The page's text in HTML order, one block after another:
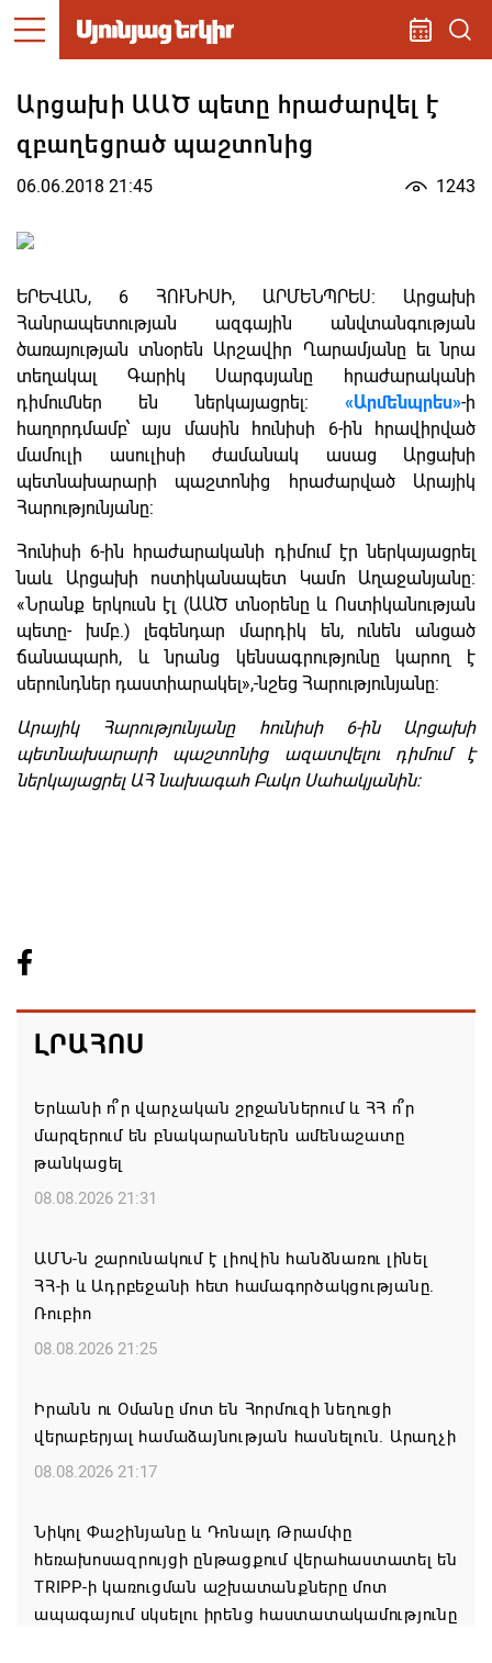
Արցախի ԱԱԾ պետը հրաժարվել է
զբաղեցրած պաշտոնից
06.06.2018 21:45 1243
ԵՐԵՎԱՆ, 6 ՀՈՒՆԻՍԻ, ԱՐՄԵՆՊՐԵՍ: Արցախի
Հանրապետության ազգային անվտանգության
ծառայության տնօրեն Արշավիր Ղարամյանը եւ նրա
տեղակալ Գարիկ Սարգսյանը հրաժարականի
դիմումներ են ներկայացրել: «Արմենպրես»-ի
հաղորդմամբ՝ այս մասին հունիսի 6-ին հրավիրված
մամուլի ասուլիսի ժամանակ ասաց Արցախի
պետնախարարի պաշտոնից հրաժարված Արայիկ
Հարությունյանը:
Հունիսի 6-ին հրաժարականի դիմում էր ներկայացրել
նաև Արցախի ոստիկանապետ Կամո Աղաջանյանը:
«Նրանք երկուսն էլ (ԱԱԾ տնօրենը և Ոստիկանության
պետը- խմբ.) լեգենդար մարդիկ են, ունեն անցած
ճանապարհ, և նրանց կենսագրությունը կարող է
սերունդներ դաստիարակել»,-նշեց Հարությունյանը:
Արայիկ Հարությունյանը հունիսի 6-ին Արցախի
պետնախարարի պաշտոնից ազատվելու դիմում է
ներկայացրել ԱՀ նախագահ Բակո Սահակյանին:
ԼՐԱՀՈՍ
Երևանի ո՞ր վարչական շրջաններում և ՀՀ ո՞ր
մարզերում են բնակարաններն ամենաշատը
թանկացել
08.08.2026 21:31
ԱՄՆ-ն շարունակում է լիովին հանձնառու լինել
ՀՀ-ի և Ադրբեջանի հետ համագործակցությանը.
Ռուբիո
08.08.2026 21:25
Իրանն ու Օմանը մոտ են Հորմուզի նեղուցի
վերաբերյալ համաձայնության հասնելուն. Արաղչի
08.08.2026 21:17
Նիկոլ Փաշինյանը և Դոնալդ Թրամփը
հեռախոսազրույցի ընթացքում վերահաստատել են
TRIPP-ի կառուցման աշխատանքները մոտ
ապագայում սկսելու իրենց հաստատակամությունը